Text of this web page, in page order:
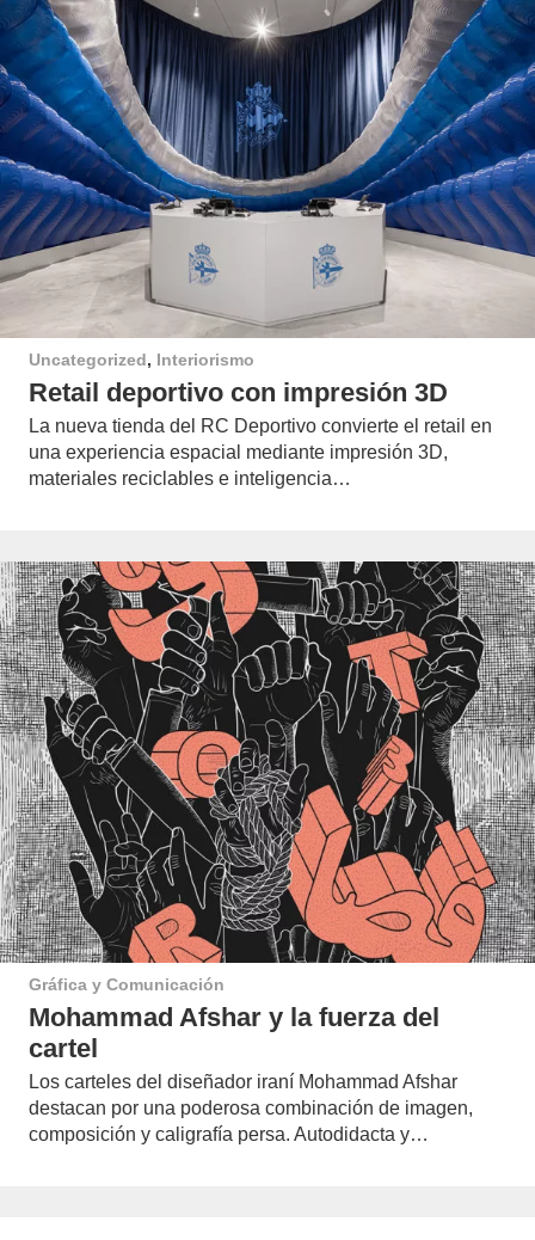
Uncategorized, Interiorismo
Retail deportivo con impresión 3D
La nueva tienda del RC Deportivo convierte el retail en
una experiencia espacial mediante impresión 3D,
materiales reciclables e inteligencia…
Gráfica y Comunicación
Mohammad Afshar y la fuerza del
cartel
Los carteles del diseñador iraní Mohammad Afshar
destacan por una poderosa combinación de imagen,
composición y caligrafía persa. Autodidacta y…